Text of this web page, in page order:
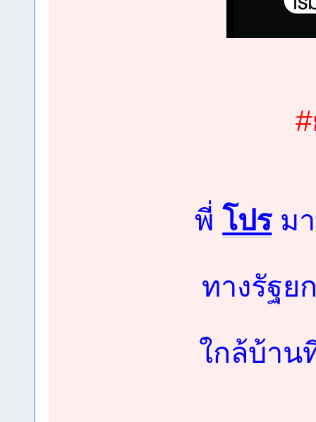
พี่โปรมา
ทางรัฐย
ใกล้บ้าน